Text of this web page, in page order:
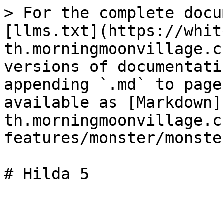
> For the complete
[llms.txt](https://
versions of
appending `.md` to
available as
features/monster/
# Hilda 5